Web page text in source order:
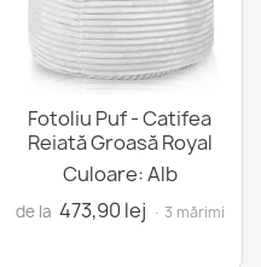
Fotoliu Puf - Catifea
Reiată Groasă Royal
Culoare: Alb
de la 473,90 lej · 3 mărimi